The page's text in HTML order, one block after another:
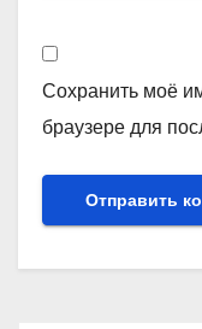
Сохранить моё
браузере для